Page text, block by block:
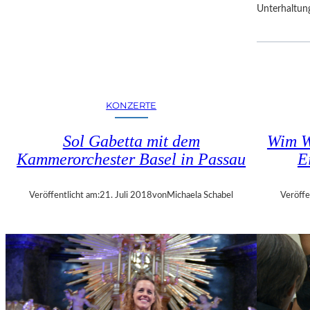
R
E
L
E
KONZERTE
Sol Gabetta mit dem
Kammerorchester Basel in Passau
Veröffentlicht am:21. Juli 2018vonMichaela Schabel
Wim